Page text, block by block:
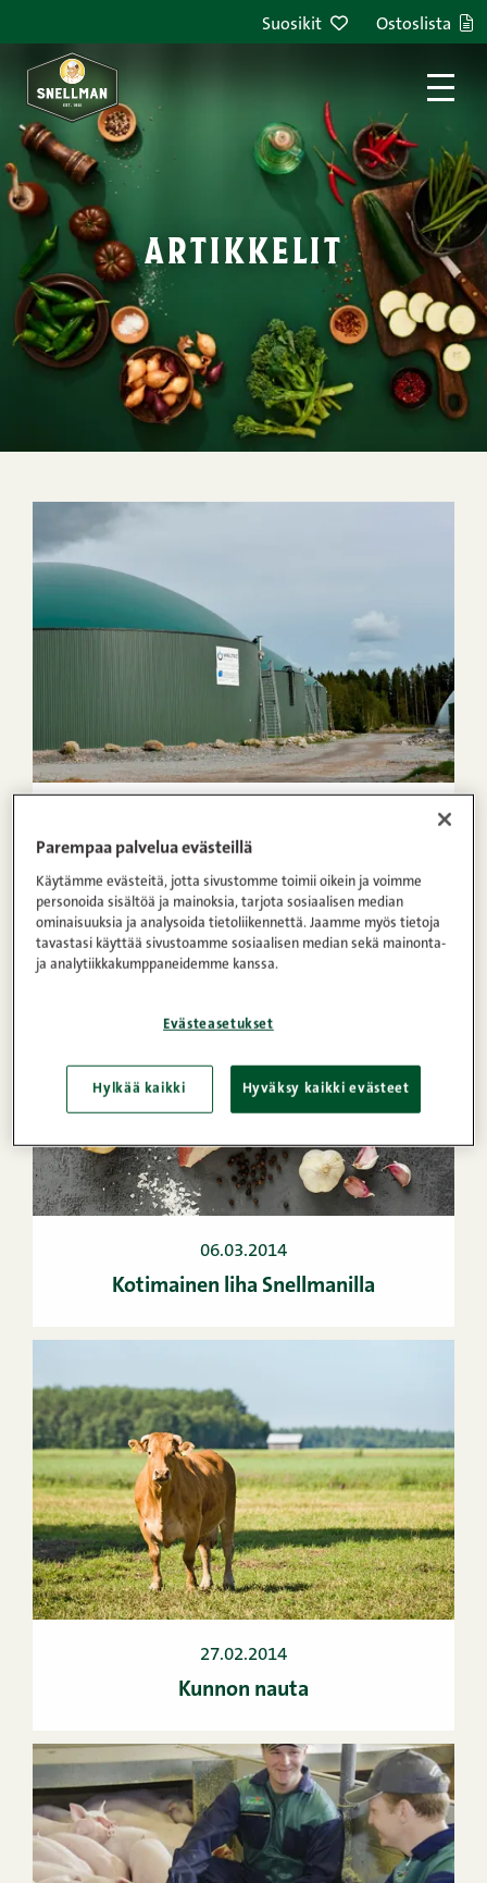
Suosikit Ostoslista
artikkelit
Biokaasu osaksi Kuusisaaren tehtaan
lämmitystä
06.03.2014
Kotimainen liha Snellmanilla
27.02.2014
Kunnon nauta
Parempaa palvelua evästeillä
Käytämme evästeitä, jotta sivustomme toimii oikein ja voimme
personoida sisältöä ja mainoksia, tarjota sosiaalisen median
ominaisuuksia ja analysoida tietoliikennettä. Jaamme myös tietoja
tavastasi käyttää sivustoamme sosiaalisen median sekä mainonta-
ja analytiikkakumppaneidemme kanssa.
Evästeasetukset
Hylkää kaikki Hyväksy kaikki evästeet